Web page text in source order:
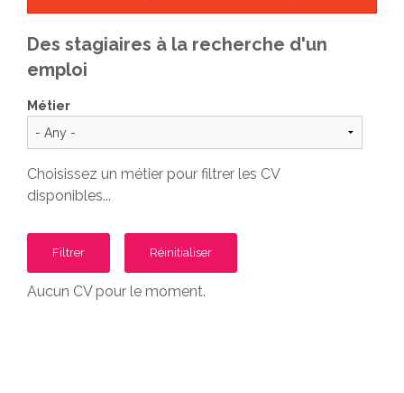
Des stagiaires à la recherche d'un
emploi
Métier
Choisissez un métier pour filtrer les CV
disponibles...
Aucun CV pour le moment.